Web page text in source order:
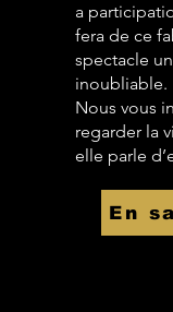
a
fera de ce
spectacle
inoubliable.
Nous vous
regarder la
elle parle